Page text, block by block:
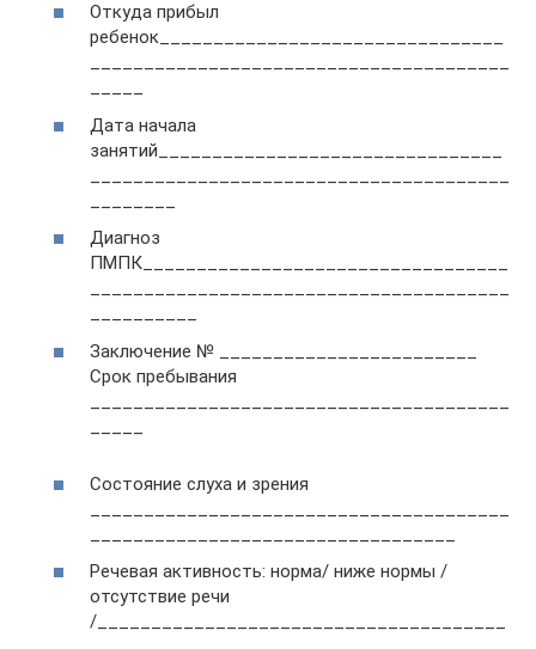
Откуда прибыл
ребенок________________________________
Дата начала
занятий________________________________
Диагноз
ПМПК__________________________________
Заключение № ________________________
Срок пребывания
Состояние слуха и зрения
Речевая активность: норма/ ниже нормы /
отсутствие речи
/______________________________________